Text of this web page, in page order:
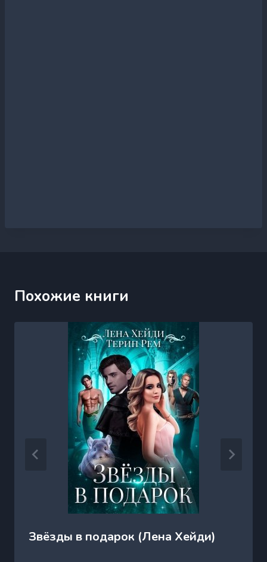
Похожие книги
Звёзды в подарок (Лена Хейди)